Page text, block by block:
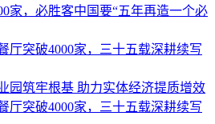
家，必胜客中国要“五年再造一个必
厅突破4000家，三十五载深耕续写
园筑牢根基 助力实体经济提质增效
厅突破4000家，三十五载深耕续写